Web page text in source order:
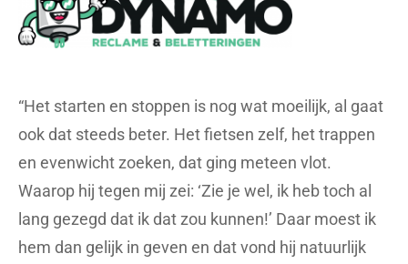
“Het starten en stoppen is nog wat moeilijk, al gaat
ook dat steeds beter. Het fietsen zelf, het trappen
en evenwicht zoeken, dat ging meteen vlot.
Waarop hij tegen mij zei: ‘Zie je wel, ik heb toch al
lang gezegd dat ik dat zou kunnen!’ Daar moest ik
hem dan gelijk in geven en dat vond hij natuurlijk